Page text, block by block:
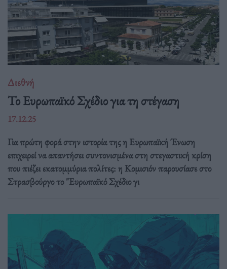
Διεθνή
Το Ευρωπαϊκό Σχέδιο για τη στέγαση
17.12.25
Για πρώτη φορά στην ιστορία της η Ευρωπαϊκή Ένωση
επιχειρεί να απαντήσει συντονισμένα στη στεγαστική κρίση
που πιέζει εκατομμύρια πολίτες: η Κομισιόν παρουσίασε στο
Στρασβούργο το "Ευρωπαϊκό Σχέδιο γι